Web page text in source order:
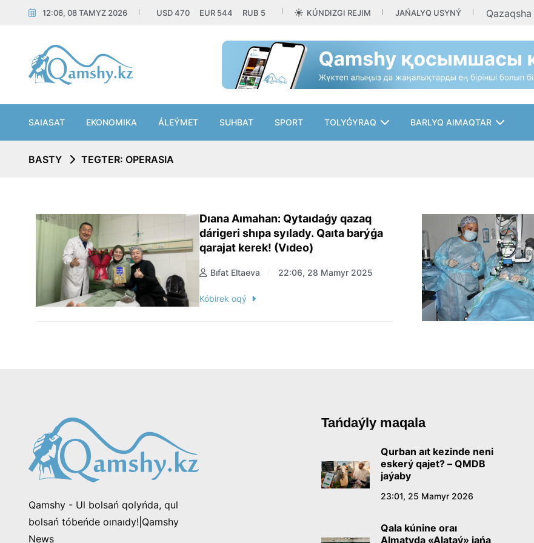
12:06, 08 TAMYZ 2026 USD470 EUR 544 RUB 5 KÚNDIZGI REJIM JAŃALYQ USYNÝ Qazaqsha
SAIASAT EKONOMIKA ÁLEÝMET SUHBAT SPORT TOLYǴYRAQ BARLYQ AIMAQTAR
BASTY TEGTER: OPERASIA
Dıana Aımahan: Qytaıdaǵy qazaq
dárigeri shıpa syılady. Qaıta barýǵa
qarajat kerek! (Vıdeo)
Bıfat Eltaeva 22:06, 28 Mamyr 2025
Kóbirek oqý
Qamshy - Ul bolsań qolyńda, qul
bolsań tóbeńde oınaıdy!|Qamshy
News
Tańdaýly maqala
Qurban aıt kezinde neni
eskerý qajet? – QMDB
jaýaby
23:01, 25 Mamyr 2026
Qala kúnine oraı
Almatyda «Alataý» jańa